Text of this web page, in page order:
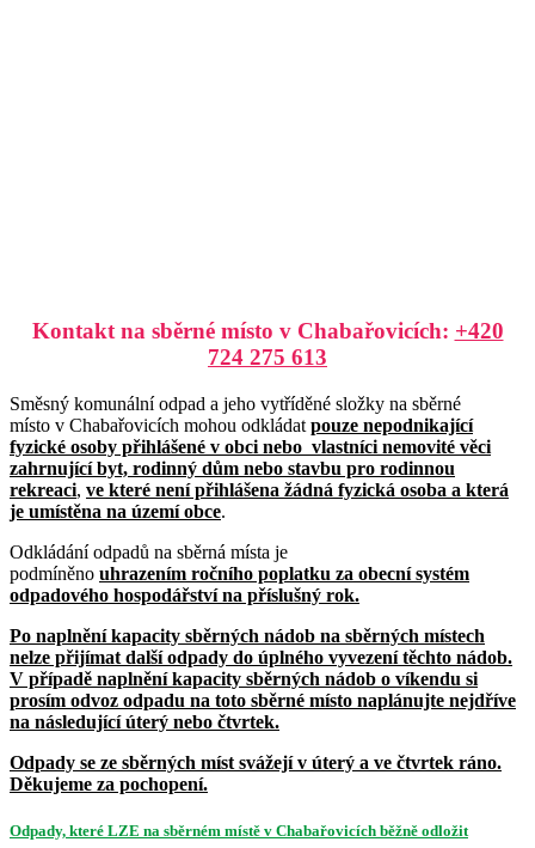
Kontakt na sběrné místo v Chabařovicích: +420
724 275 613
Směsný komunální odpad a jeho vytříděné složky na sběrné
místo v Chabařovicích mohou odkládat pouze nepodnikající
fyzické osoby přihlášené v obci nebo vlastníci nemovité věci
zahrnující byt, rodinný dům nebo stavbu pro rodinnou
rekreaci, ve které není přihlášena žádná fyzická osoba a která
je umístěna na území obce.
Odkládání odpadů na sběrná místa je
podmíněno uhrazením ročního poplatku za obecní systém
odpadového hospodářství na příslušný rok.
Po naplnění kapacity sběrných nádob na sběrných místech
nelze přijímat další odpady do úplného vyvezení těchto nádob.
V případě naplnění kapacity sběrných nádob o víkendu si
prosím odvoz odpadu na toto sběrné místo naplánujte nejdříve
na následující úterý nebo čtvrtek.
Odpady se ze sběrných míst svážejí v úterý a ve čtvrtek ráno.
Děkujeme za pochopení.
Odpady, které LZE na sběrném místě v Chabařovicích běžně odložit